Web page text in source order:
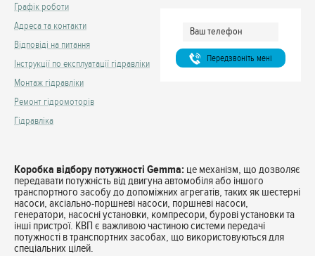
Графік роботи
Адреса та контакти
Відповіді на питання
Інструкції по експлуатації гідравліки
Монтаж гідравліки
Ремонт гідромоторів
Гідравліка
Передзвонiть менi
Коробка відбору потужності Gemma: це механізм, що дозволяє
передавати потужність від двигуна автомобіля або іншого
транспортного засобу до допоміжних агрегатів, таких як шестерні
насоси, аксіально-поршневі насоси, поршневі насоси,
генератори, насосні установки, компресори, бурові установки та
інші пристрої. КВП є важливою частиною системи передачі
потужності в транспортних засобах, що використовуються для
спеціальних цілей.